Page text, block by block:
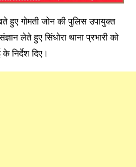
हुए गोमती जोन की पुलिस उपायुक्त
लेते हुए सिंधोरा थाना प्रभारी को
निर्देश दिए।